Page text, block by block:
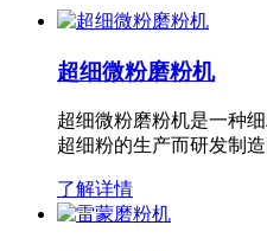
超细微粉磨粉机
超细微粉磨粉机是一种
超细粉的生产而研发制
了解详情